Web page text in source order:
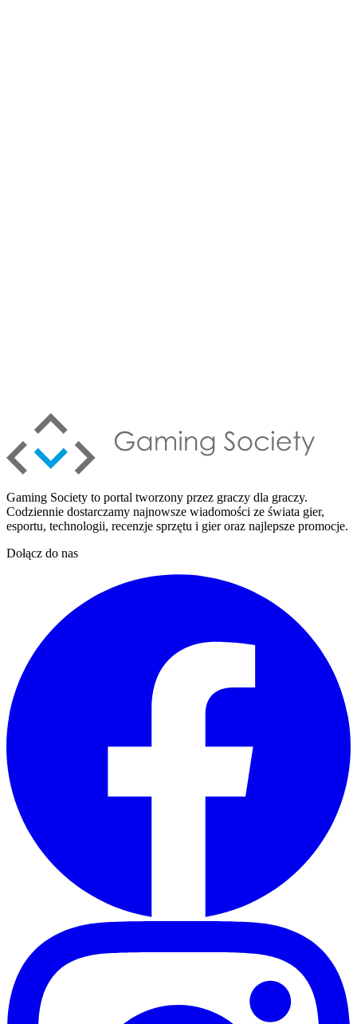
Gaming Society to portal tworzony przez graczy dla graczy.
Codziennie dostarczamy najnowsze wiadomości ze świata gier,
esportu, technologii, recenzje sprzętu i gier oraz najlepsze promocje.
Dołącz do nas